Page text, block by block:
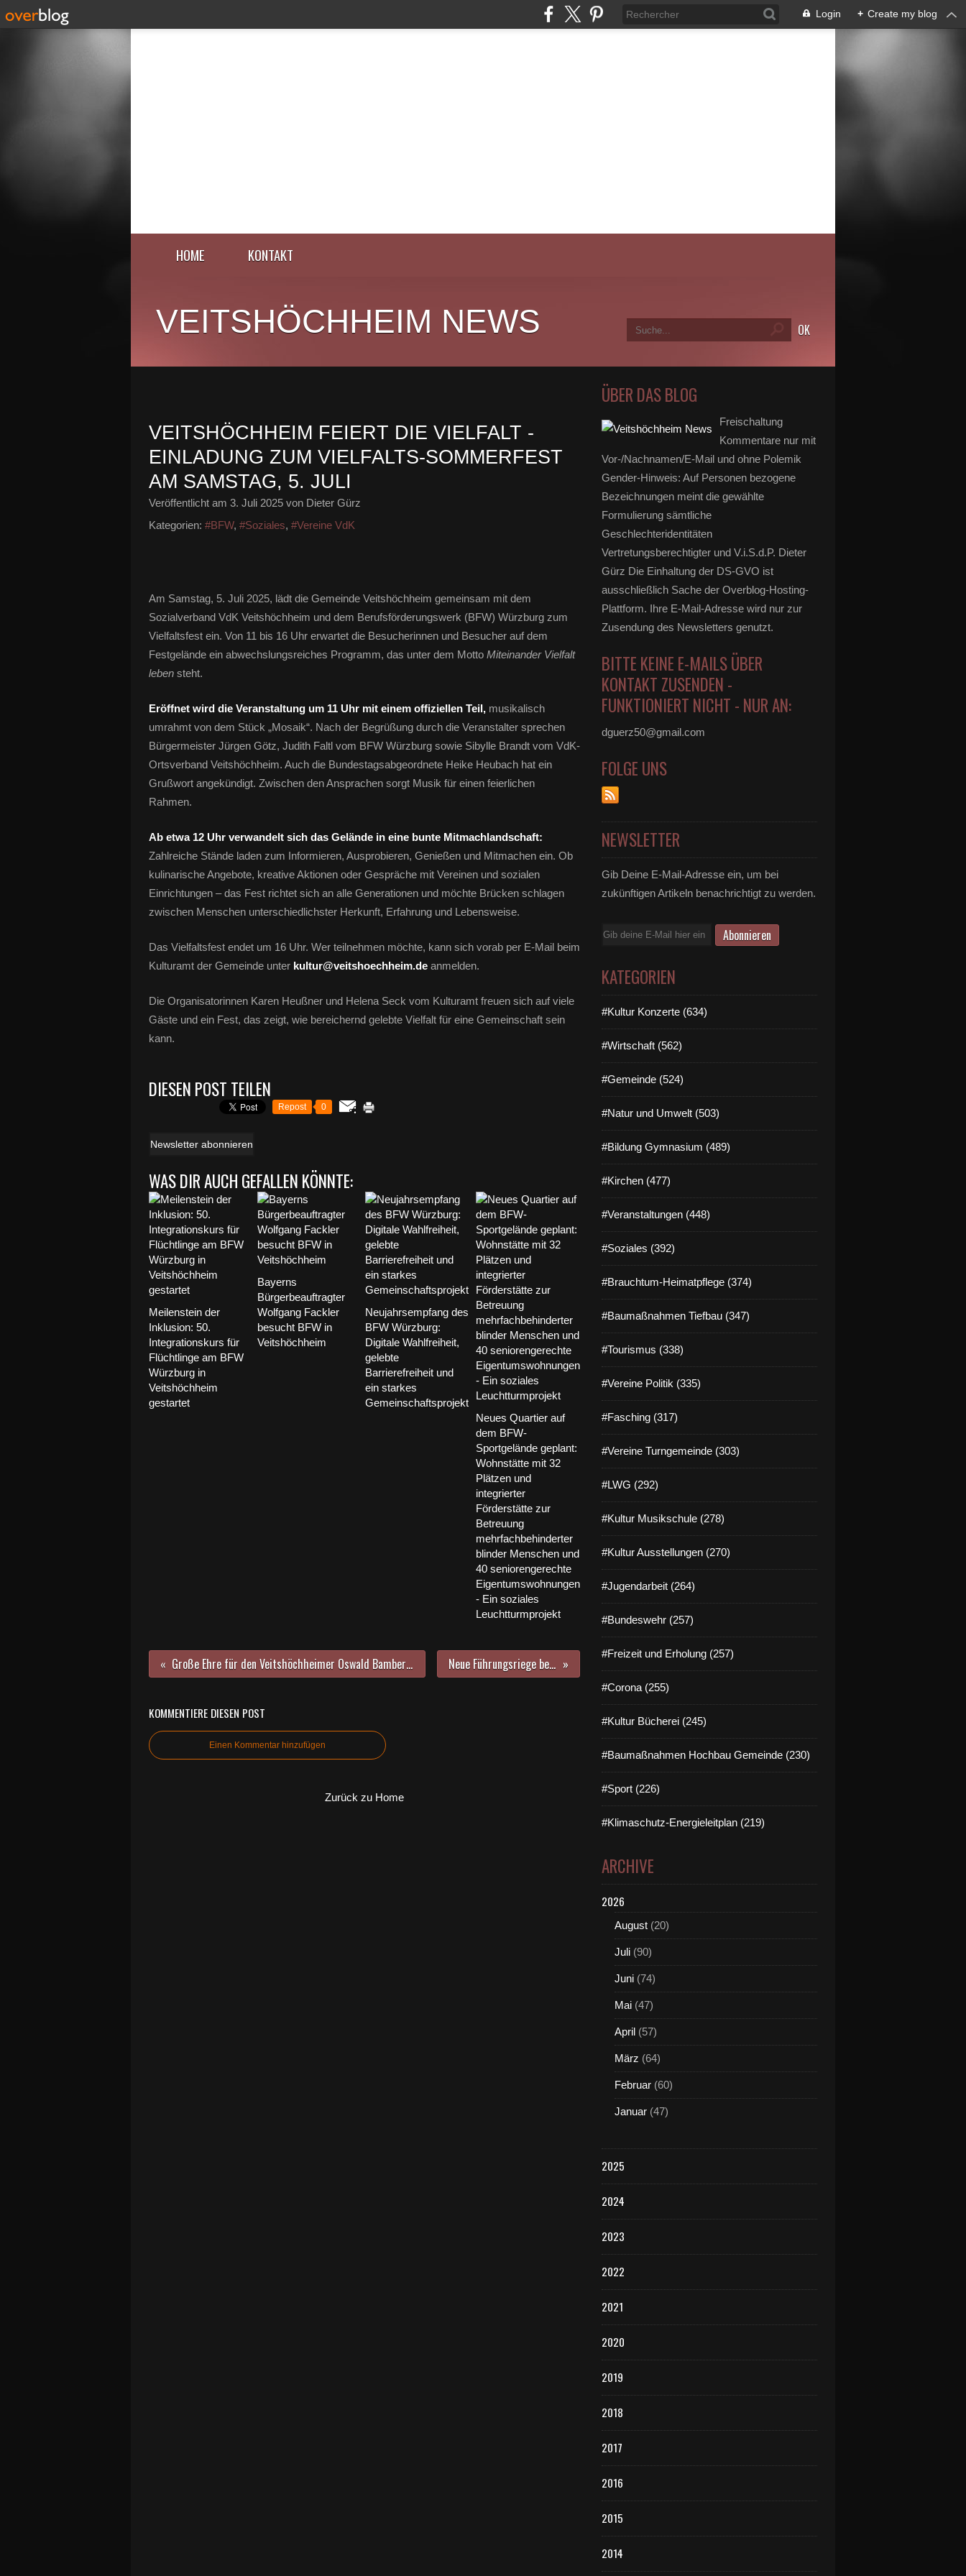
Login + Create my blog
HOME KONTAKT
VEITSHÖCHHEIM NEWS
VEITSHÖCHHEIM FEIERT DIE VIELFALT -
EINLADUNG ZUM VIELFALTS-SOMMERFEST
AM SAMSTAG, 5. JULI
Veröffentlicht am 3. Juli 2025 von Dieter Gürz
Kategorien: #BFW, #Soziales, #Vereine VdK
Am Samstag, 5. Juli 2025, lädt die Gemeinde Veitshöchheim gemeinsam mit dem
Sozialverband VdK Veitshöchheim und dem Berufsförderungswerk (BFW) Würzburg zum
Vielfaltsfest ein. Von 11 bis 16 Uhr erwartet die Besucherinnen und Besucher auf dem
Festgelände ein abwechslungsreiches Programm, das unter dem Motto Miteinander Vielfalt
leben steht.
Eröffnet wird die Veranstaltung um 11 Uhr mit einem offiziellen Teil, musikalisch
umrahmt von dem Stück „Mosaik“. Nach der Begrüßung durch die Veranstalter sprechen
Bürgermeister Jürgen Götz, Judith Faltl vom BFW Würzburg sowie Sibylle Brandt vom VdK-
Ortsverband Veitshöchheim. Auch die Bundestagsabgeordnete Heike Heubach hat ein
Grußwort angekündigt. Zwischen den Ansprachen sorgt Musik für einen feierlichen
Rahmen.
Ab etwa 12 Uhr verwandelt sich das Gelände in eine bunte Mitmachlandschaft:
Zahlreiche Stände laden zum Informieren, Ausprobieren, Genießen und Mitmachen ein. Ob
kulinarische Angebote, kreative Aktionen oder Gespräche mit Vereinen und sozialen
Einrichtungen – das Fest richtet sich an alle Generationen und möchte Brücken schlagen
zwischen Menschen unterschiedlichster Herkunft, Erfahrung und Lebensweise.
Das Vielfaltsfest endet um 16 Uhr. Wer teilnehmen möchte, kann sich vorab per E-Mail beim
Kulturamt der Gemeinde unter kultur@veitshoechheim.de anmelden.
Die Organisatorinnen Karen Heußner und Helena Seck vom Kulturamt freuen sich auf viele
Gäste und ein Fest, das zeigt, wie bereichernd gelebte Vielfalt für eine Gemeinschaft sein
kann.
DIESEN POST TEILEN
Repost 0
Newsletter abonnieren
WAS DIR AUCH GEFALLEN KÖNNTE:
Meilenstein der
Inklusion: 50.
Integrationskurs für
Flüchtlinge am BFW
Würzburg in
Veitshöchheim
gestartet
Bayerns
Bürgerbeauftragter
Wolfgang Fackler
besucht BFW in
Veitshöchheim
Neujahrsempfang des
BFW Würzburg:
Digitale Wahlfreiheit,
gelebte
Barrierefreiheit und
ein starkes
Gemeinschaftsprojekt
Neues Quartier auf
dem BFW-
Sportgelände geplant:
Wohnstätte mit 32
Plätzen und
integrierter
Förderstätte zur
Betreuung
mehrfachbehinderter
blinder Menschen und
40 seniorengerechte
Eigentumswohnungen
- Ein soziales
Leuchtturmprojekt
Große Ehre für den Veitshöchheimer Oswald Bamberger: Bundesverdienstkreuz aus den Händen von Ministerpräsident Söder Neue Führungsriege beim Feuerwehrverein Veitshöchheim
KOMMENTIERE DIESEN POST
Einen Kommentar hinzufügen
Zurück zu Home
ÜBER DAS BLOG
Freischaltung
Kommentare nur mit
Vor-/Nachnamen/E-Mail und ohne Polemik
Gender-Hinweis: Auf Personen bezogene
Bezeichnungen meint die gewählte
Formulierung sämtliche
Geschlechteridentitäten
Vertretungsberechtigter und V.i.S.d.P. Dieter
Gürz Die Einhaltung der DS-GVO ist
ausschließlich Sache der Overblog-Hosting-
Plattform. Ihre E-Mail-Adresse wird nur zur
Zusendung des Newsletters genutzt.
BITTE KEINE E-MAILS ÜBER
KONTAKT ZUSENDEN -
FUNKTIONIERT NICHT - NUR AN:
dguerz50@gmail.com
FOLGE UNS
NEWSLETTER
Gib Deine E-Mail-Adresse ein, um bei
zukünftigen Artikeln benachrichtigt zu werden.
E-
KATEGORIEN
#Kultur Konzerte (634)
#Wirtschaft (562)
#Gemeinde (524)
#Natur und Umwelt (503)
#Bildung Gymnasium (489)
#Kirchen (477)
#Veranstaltungen (448)
#Soziales (392)
#Brauchtum-Heimatpflege (374)
#Baumaßnahmen Tiefbau (347)
#Tourismus (338)
#Vereine Politik (335)
#Fasching (317)
#Vereine Turngemeinde (303)
#LWG (292)
#Kultur Musikschule (278)
#Kultur Ausstellungen (270)
#Jugendarbeit (264)
#Bundeswehr (257)
#Freizeit und Erholung (257)
#Corona (255)
#Kultur Bücherei (245)
#Baumaßnahmen Hochbau Gemeinde (230)
#Sport (226)
#Klimaschutz-Energieleitplan (219)
ARCHIVE
2026
August (20)
Juli (90)
Juni (74)
Mai (47)
April (57)
März (64)
Februar (60)
Januar (47)
2025
2024
2023
2022
2021
2020
2019
2018
2017
2016
2015
2014